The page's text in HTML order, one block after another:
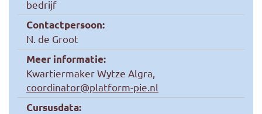
bedrijf
Contactpersoon:
N. de Groot
Meer informatie:
Kwartiermaker Wytze Algra,
coordinator@platform-pie.nl
Cursusdata: